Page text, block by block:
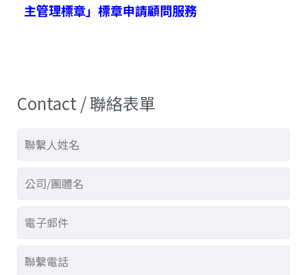
主管理標章」標章申請顧問服務
Contact / 聯絡表單